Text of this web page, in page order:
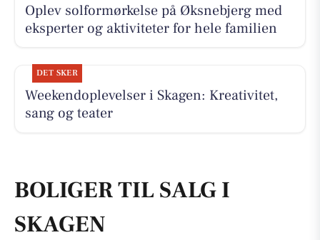
Oplev solformørkelse på Øksnebjerg med
eksperter og aktiviteter for hele familien
DET SKER
Weekendoplevelser i Skagen: Kreativitet,
sang og teater
BOLIGER TIL SALG I
SKAGEN